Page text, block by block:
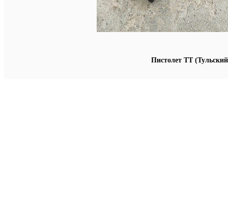
Пистолет ТТ